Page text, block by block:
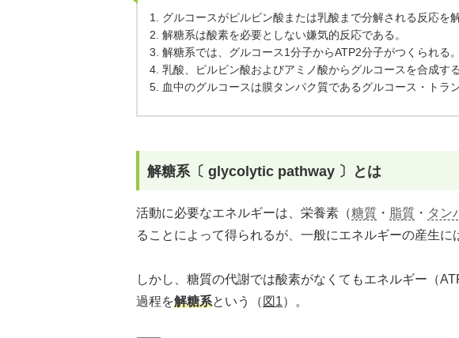
1. グルコースがピルビン酸または乳酸まで分解される反応を
2. 解糖系は酸素を必要としない嫌気的反応である。
3. 解糖系では、グルコース1分子からATP2分子がつくられる。
4. 乳酸、ピルビン酸およびアミノ酸からグルコースを合成す
5. 血中のグルコースは膜タンパク質であるグルコース・トラ
解糖系〔 glycolytic pathway 〕とは
活動に必要なエネルギーは、栄養素（糖質 ・ 脂質 ・ タン
ることによって得られるが、一般にエネルギーの産生に
しかし、糖質の代謝では酸素がなくてもエネルギー（
過程を解糖系という（ 図1）。